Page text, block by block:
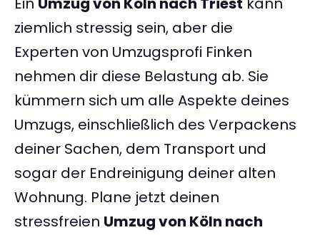
ziemlich stressig sein, aber die
Experten von Umzugsprofi Finken
nehmen dir diese Belastung ab. Sie
kümmern sich um alle Aspekte deines
Umzugs, einschließlich des Verpackens
deiner Sachen, dem Transport und
sogar der Endreinigung deiner alten
Wohnung. Plane jetzt deinen
stressfreien Umzug von Köln nach